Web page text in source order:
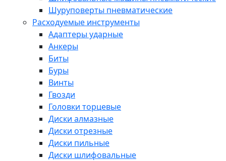
Шуруповерты пневматические
Расходуемые инструменты
Адаптеры ударные
Анкеры
Биты
Буры
Винты
Гвозди
Головки торцевые
Диски алмазные
Диски отрезные
Диски пильные
Диски шлифовальные